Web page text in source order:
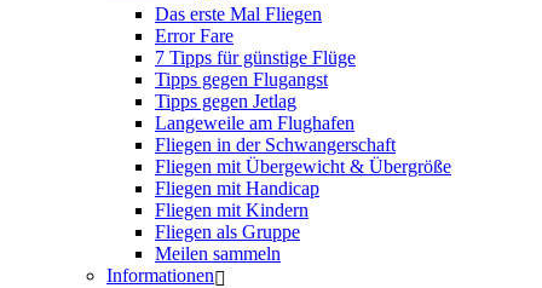
Das erste Mal Fliegen
Error Fare
7 Tipps für günstige Flüge
Tipps gegen Flugangst
Tipps gegen Jetlag
Langeweile am Flughafen
Fliegen in der Schwangerschaft
Fliegen mit Übergewicht & Übergröße
Fliegen mit Handicap
Fliegen mit Kindern
Fliegen als Gruppe
Meilen sammeln
Informationen